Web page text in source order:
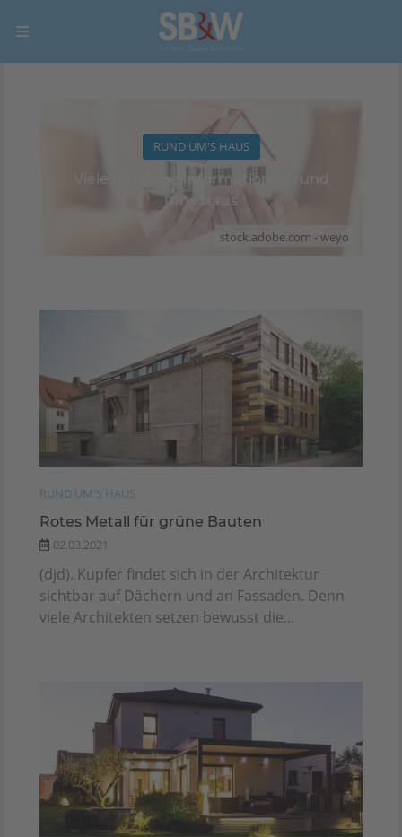
stock.adobe.com - weyo
RUND UM'S HAUS
Viele nützliche Informationen rund
ums Haus
RUND UM'S HAUS
Rotes Metall für grüne Bauten
02.03.2021
(djd). Kupfer findet sich in der Architektur
sichtbar auf Dächern und an Fassaden. Denn
viele Architekten setzen bewusst die...